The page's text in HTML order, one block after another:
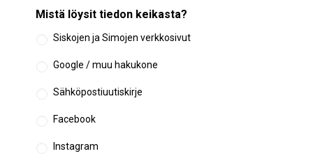
Mistä löysit tiedon keikasta?
Siskojen ja Simojen verkkosivut
Google / muu hakukone
Sähköpostiuutiskirje
Facebook
Instagram